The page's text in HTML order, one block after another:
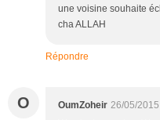
une voisine souhaite
cha ALLAH
Répondre
O OumZoheir 26/05/